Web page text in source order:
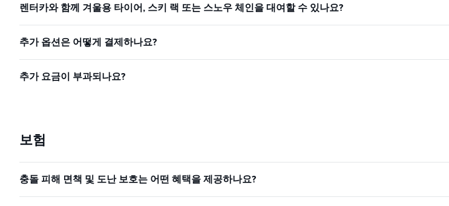
렌터카와 함께 겨울용 타이어, 스키 랙 또는 스노우 체인을 대여할 수 있나요?
추가 옵션은 어떻게 결제하나요?
추가 요금이 부과되나요?
보험
충돌 피해 면책 및 도난 보호는 어떤 혜택을 제공하나요?